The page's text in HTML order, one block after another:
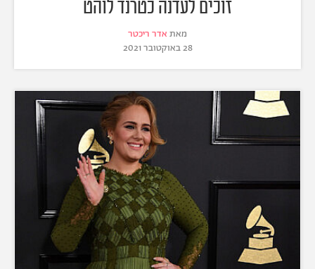
זוכים לעדנה כטרנד לוהט
מאת אדר ריכטר
28 באוקטובר 2021